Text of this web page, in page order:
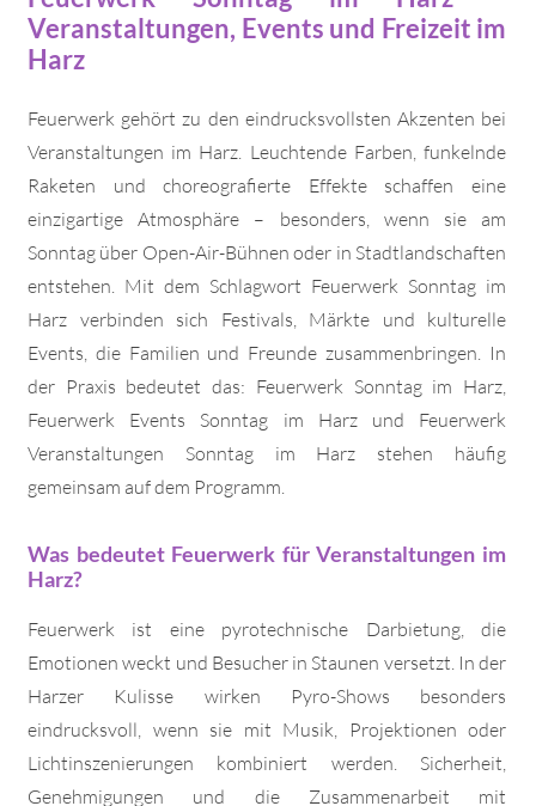
Veranstaltungen, Events und Freizeit im
Harz
Feuerwerk gehört zu den eindrucksvollsten Akzenten bei
Veranstaltungen im Harz. Leuchtende Farben, funkelnde
Raketen und choreografierte Effekte schaffen eine
einzigartige Atmosphäre – besonders, wenn sie am
Sonntag über Open-Air-Bühnen oder in Stadtlandschaften
entstehen. Mit dem Schlagwort Feuerwerk Sonntag im
Harz verbinden sich Festivals, Märkte und kulturelle
Events, die Familien und Freunde zusammenbringen. In
der Praxis bedeutet das: Feuerwerk Sonntag im Harz,
Feuerwerk Events Sonntag im Harz und Feuerwerk
Veranstaltungen Sonntag im Harz stehen häufig
gemeinsam auf dem Programm.
Was bedeutet Feuerwerk für Veranstaltungen im
Harz?
Feuerwerk ist eine pyrotechnische Darbietung, die
Emotionen weckt und Besucher in Staunen versetzt. In der
Harzer Kulisse wirken Pyro-Shows besonders
eindrucksvoll, wenn sie mit Musik, Projektionen oder
Lichtinszenierungen kombiniert werden. Sicherheit,
Genehmigungen und die Zusammenarbeit mit